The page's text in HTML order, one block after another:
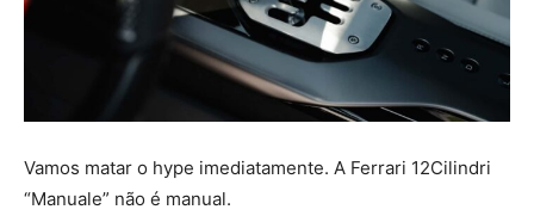
Vamos matar o hype imediatamente. A Ferrari 12Cilindri
“Manuale” não é manual.